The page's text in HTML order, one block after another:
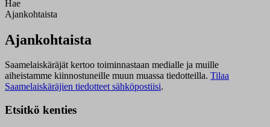
Hae
Ajankohtaista
Ajankohtaista
Saamelaiskäräjät kertoo toiminnastaan medialle ja muille
aiheistamme kiinnostuneille muun muassa tiedotteilla. Tilaa
Saamelaiskäräjien tiedotteet sähköpostiisi.
Etsitkö kenties